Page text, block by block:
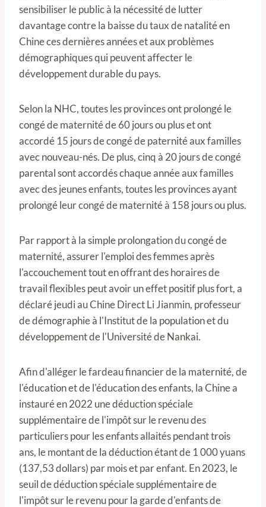
sensibiliser le public à la nécessité de lutter
davantage contre la baisse du taux de natalité en
Chine ces dernières années et aux problèmes
démographiques qui peuvent affecter le
développement durable du pays.
Selon la NHC, toutes les provinces ont prolongé le
congé de maternité de 60 jours ou plus et ont
accordé 15 jours de congé de paternité aux familles
avec nouveau-nés. De plus, cinq à 20 jours de congé
parental sont accordés chaque année aux familles
avec des jeunes enfants, toutes les provinces ayant
prolongé leur congé de maternité à 158 jours ou plus.
Par rapport à la simple prolongation du congé de
maternité, assurer l'emploi des femmes après
l'accouchement tout en offrant des horaires de
travail flexibles peut avoir un effet positif plus fort, a
déclaré jeudi au Chine Direct Li Jianmin, professeur
de démographie à l'Institut de la population et du
développement de l'Université de Nankai.
Afin d'alléger le fardeau financier de la maternité, de
l'éducation et de l'éducation des enfants, la Chine a
instauré en 2022 une déduction spéciale
supplémentaire de l'impôt sur le revenu des
particuliers pour les enfants allaités pendant trois
ans, le montant de la déduction étant de 1 000 yuans
(137,53 dollars) par mois et par enfant. En 2023, le
seuil de déduction spéciale supplémentaire de
l'impôt sur le revenu pour la garde d'enfants de